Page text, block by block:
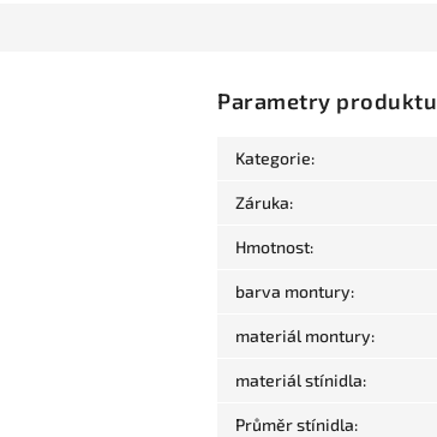
Parametry produktu
Kategorie:
Záruka:
Hmotnost:
barva montury:
materiál montury:
materiál stínidla:
Průměr stínidla: